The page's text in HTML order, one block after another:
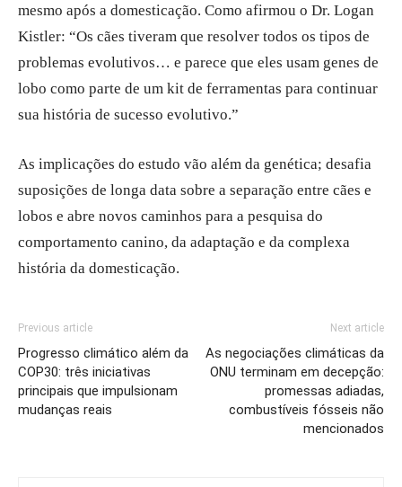
mesmo após a domesticação. Como afirmou o Dr. Logan
Kistler: “Os cães tiveram que resolver todos os tipos de
problemas evolutivos… e parece que eles usam genes de
lobo como parte de um kit de ferramentas para continuar
sua história de sucesso evolutivo.”
As implicações do estudo vão além da genética; desafia
suposições de longa data sobre a separação entre cães e
lobos e abre novos caminhos para a pesquisa do
comportamento canino, da adaptação e da complexa
história da domesticação.
Previous article
Progresso climático além da
COP30: três iniciativas
principais que impulsionam
mudanças reais
Next article
As negociações climáticas da
ONU terminam em decepção:
promessas adiadas,
combustíveis fósseis não
mencionados